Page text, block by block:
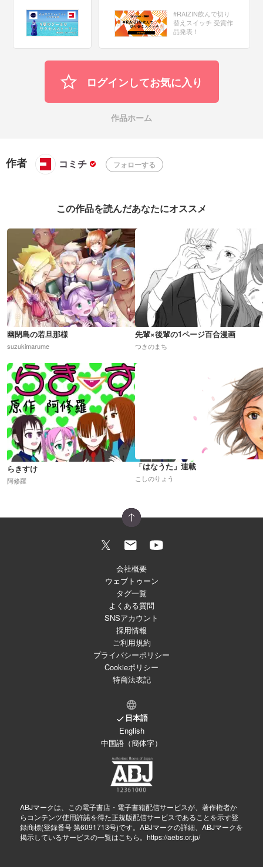
#RAIZIN飲んで切り
替えスイッチ 受賞作
品発表！
ログインしてお気に入り
作品ホーム
作者 コミチ フォローする
この作品を読んだあなたにオススメ
幽閉島の若旦那様
suzukimarume
先輩×後輩の1ページ百合漫画
つきのまち
らきすけ
阿修羅
「はなうた」連載
こしのりょう
会社概要
ウェブトゥーン
タグ一覧
よくある質問
SNSアカウント
採用情報
ご利用規約
プライバシーポリシー
Cookieポリシー
特商法表記
日本語
English
中国語（簡体字）
ABJマークは、この電子書店・電子書籍配信サービスが、著作権者か
らコンテンツ使用許諾を得た正規版配信サービスであることを示す登
録商標(登録番号 第6091713号)です。ABJマークの詳細、ABJマークを
掲示しているサービスの一覧はこちら。 https://aebs.or.jp/